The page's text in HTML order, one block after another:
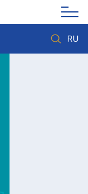
RU